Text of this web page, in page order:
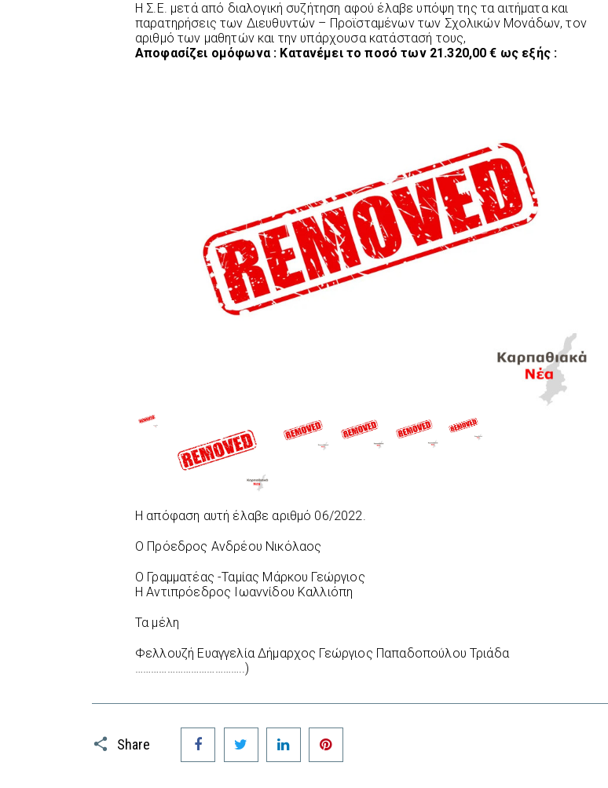
Η Σ.Ε. μετά από διαλογική συζήτηση αφού έλαβε υπόψη της τα αιτήματα και
παρατηρήσεις των Διευθυντών – Προϊσταμένων των Σχολικών Μονάδων, τον
αριθμό των μαθητών και την υπάρχουσα κατάστασή τους,
Αποφασίζει ομόφωνα : Κατανέμει το ποσό των 21.320,00 € ως εξής :
Η απόφαση αυτή έλαβε αριθμό 06/2022.
Ο Πρόεδρος Ανδρέου Νικόλαος
Ο Γραμματέας -Ταμίας Μάρκου Γεώργιος
Η Αντιπρόεδρος Ιωαννίδου Καλλιόπη
Τα μέλη
Φελλουζή Ευαγγελία Δήμαρχος Γεώργιος Παπαδοπούλου Τριάδα
…………………………………..)
Share
Facebook Twitter LinkedIn